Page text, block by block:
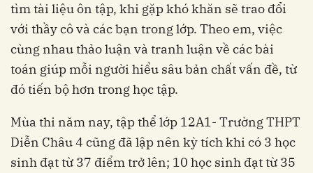
tìm tài liệu ôn tập, khi gặp khó khăn sẽ trao đổi
với thầy cô và các bạn trong lớp. Theo em, việc
cùng nhau thảo luận và tranh luận về các bài
toán giúp mỗi người hiểu sâu bản chất vấn đề, từ
đó tiến bộ hơn trong học tập.
Mùa thi năm nay, tập thể lớp 12A1- Trường THPT
Diễn Châu 4 cũng đã lập nên kỳ tích khi có 3 học
sinh đạt từ 37 điểm trở lên; 10 học sinh đạt từ 35